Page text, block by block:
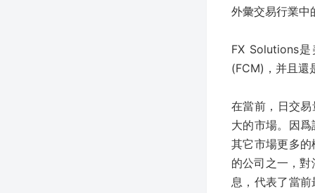
外彙交易行業中
FX Solutions
(FCM)，并且還
在當前，日交
大的市場。因
其它市場更多
的公司之一，
息，代表了當